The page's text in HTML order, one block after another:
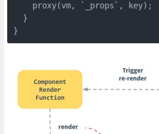
    proxy(vm, `_props`, key);
  }
}